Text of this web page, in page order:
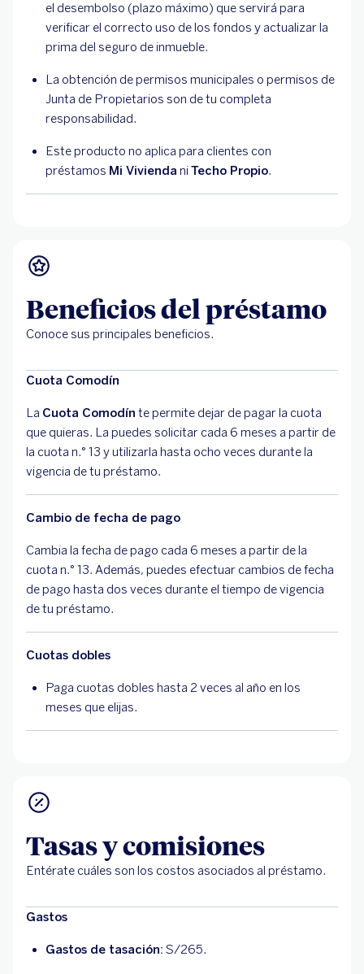
el desembolso (plazo máximo) que servirá para
verificar el correcto uso de los fondos y actualizar la
prima del seguro de inmueble.
La obtención de permisos municipales o permisos de
Junta de Propietarios son de tu completa
responsabilidad.
Este producto no aplica para clientes con
préstamos Mi Vivienda niTecho Propio.
Beneficios del préstamo
Conoce sus principales beneficios.
Cuota Comodín
La Cuota Comodín te permite dejar de pagar la cuota
que quieras. La puedes solicitar cada 6 meses a partir de
la cuota n.° 13 y utilizarla hasta ocho veces durante la
vigencia de tu préstamo.
Cambio de fecha de pago
Cambia la fecha de pago cada 6 meses a partir de la
cuota n.° 13. Además, puedes efectuar cambios de fecha
de pago hasta dos veces durante el tiempo de vigencia
de tu préstamo.
Cuotas dobles
Paga cuotas dobles hasta 2 veces al año en los
meses que elijas.
Tasas y comisiones
Entérate cuáles son los costos asociados al préstamo.
Gastos
Gastos de tasación: S/265.